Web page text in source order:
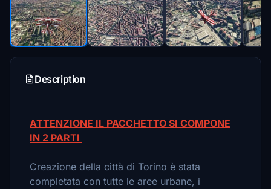
Description
ATTENZIONE IL PACCHETTO SI COMPONE
IN 2 PARTI
Creazione della città di Torino è stata
completata con tutte le aree urbane, i